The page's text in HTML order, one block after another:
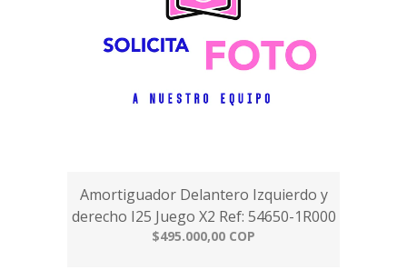
Amortiguador Delantero Izquierdo y
derecho I25 Juego X2 Ref: 54650-1R000
$495.000,00 COP